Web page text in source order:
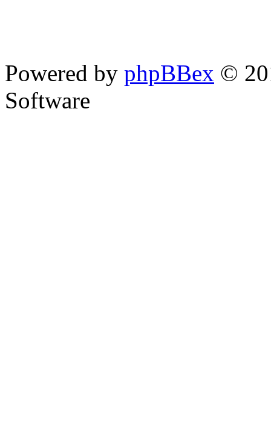
Powered by phpBBex ©
Software